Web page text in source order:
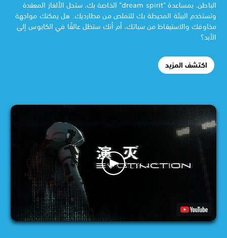
الباطن. بمساعدة "dream spirit" الخاصة بك، ستحل الألغاز المعقدة
وتستخدم البيئة المحيطة بك للتملص من مطارديك. هل يمكنك مواجهة
مخاوفك والاستيقاظ من سباتك، أم أنك ستظل عالقًا في الكابوس إلى
الأبد؟
اكتشف المزيد